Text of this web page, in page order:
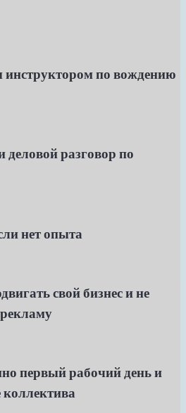
инструктором по вождению
деловой разговор по
нет опыта
свой бизнес и не
первый рабочий день и